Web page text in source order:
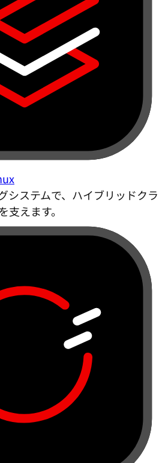
システムで、ハイブリッドクラ
支えます。